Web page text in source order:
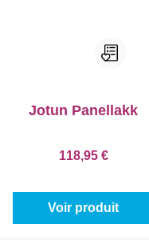
Jotun Panellakk
118,95 €
Voir produit